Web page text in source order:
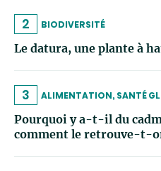
2 BIODIVERSITÉ
Le datura, une plante à
3 ALIMENTATION, SANTÉ
Pourquoi y a-t-il du
comment le retrouve-t-